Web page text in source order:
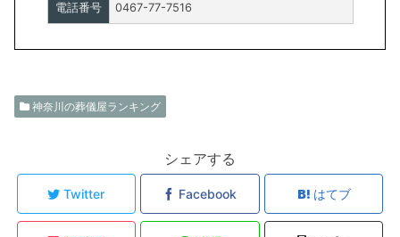
電話番号 0467-77-7516
神奈川の葬儀屋ランキング
シェアする
Twitter Facebook はてブ